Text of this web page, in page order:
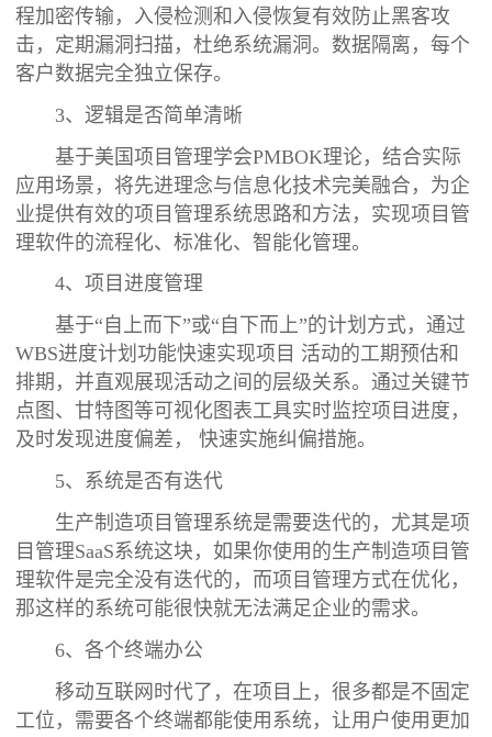
程加密传输，入侵检测和入侵恢复有效防止黑客攻
击，定期漏洞扫描，杜绝系统漏洞。数据隔离，每个
客户数据完全独立保存。
3、逻辑是否简单清晰
基于美国项目管理学会PMBOK理论，结合实际
应用场景，将先进理念与信息化技术完美融合，为企
业提供有效的项目管理系统思路和方法，实现项目管
理软件的流程化、标准化、智能化管理。
4、项目进度管理
基于“自上而下”或“自下而上”的计划方式，通过
WBS进度计划功能快速实现项目 活动的工期预估和
排期，并直观展现活动之间的层级关系。通过关键节
点图、甘特图等可视化图表工具实时监控项目进度，
及时发现进度偏差， 快速实施纠偏措施。
5、系统是否有迭代
生产制造项目管理系统是需要迭代的，尤其是项
目管理SaaS系统这块，如果你使用的生产制造项目管
理软件是完全没有迭代的，而项目管理方式在优化，
那这样的系统可能很快就无法满足企业的需求。
6、各个终端办公
移动互联网时代了，在项目上，很多都是不固定
工位，需要各个终端都能使用系统，让用户使用更加